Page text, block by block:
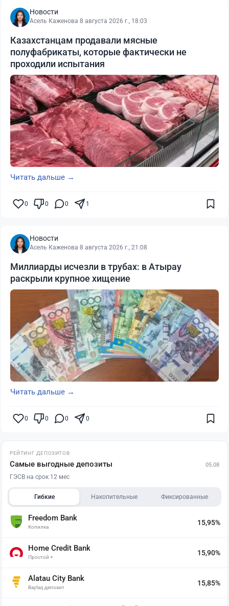
Новости
Асель Каженова·8 августа 2026 г., 18:03
Казахстанцам продавали мясные
полуфабрикаты, которые фактически не
проходили испытания
Читать дальше →
0 0 0 1
Новости
Асель Каженова·8 августа 2026 г., 21:08
Миллиарды исчезли в трубах: в Атырау
раскрыли крупное хищение
Читать дальше →
0 0 0 0
РЕЙТИНГ ДЕПОЗИТОВ
Самые выгодные депозиты 05.08
ГЭСВ на срок 12 мес
Гибкие Накопительные Фиксированные
Freedom Bank
Копилка
15,95%
Home Credit Bank
Простой +
15,90%
Alatau City Bank
Baytaq депозит
15,85%